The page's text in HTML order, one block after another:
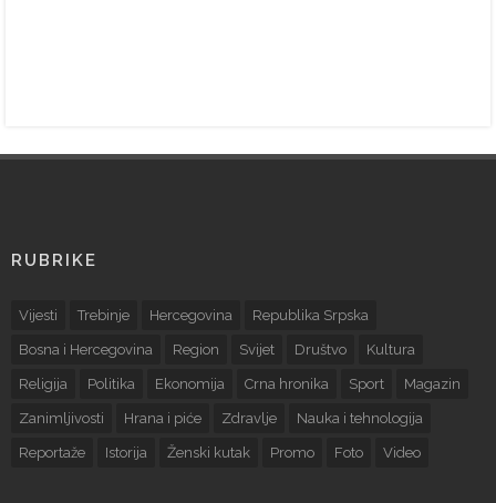
RUBRIKE
Vijesti Trebinje Hercegovina Republika Srpska
Bosna i Hercegovina Region Svijet Društvo Kultura
Religija Politika Ekonomija Crna hronika Sport Magazin
Zanimljivosti Hrana i piće Zdravlje Nauka i tehnologija
Reportaže Istorija Ženski kutak Promo Foto Video